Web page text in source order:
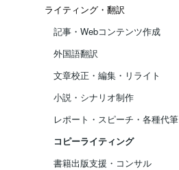
ライティング・翻訳
記事・Webコンテンツ作成
外国語翻訳
文章校正・編集・リライト
小説・シナリオ制作
レポート・スピーチ・各種代筆
コピーライティング
書籍出版支援・コンサル